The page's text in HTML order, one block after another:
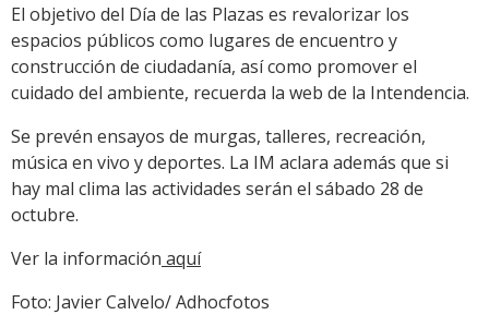
El objetivo del Día de las Plazas es revalorizar los
espacios públicos como lugares de encuentro y
construcción de ciudadanía, así como promover el
cuidado del ambiente, recuerda la web de la Intendencia.
Se prevén ensayos de murgas, talleres, recreación,
música en vivo y deportes. La IM aclara además que si
hay mal clima las actividades serán el sábado 28 de
octubre.
Ver la información aquí
Foto: Javier Calvelo/ Adhocfotos